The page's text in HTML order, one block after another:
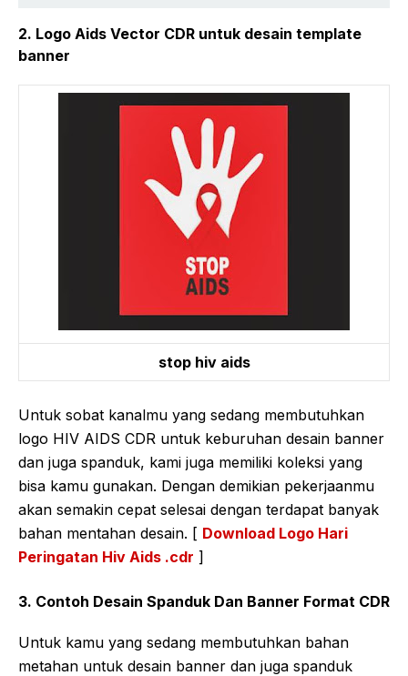
2. Logo Aids Vector CDR untuk desain template
banner
stop hiv aids
Untuk sobat kanalmu yang sedang membutuhkan
logo HIV AIDS CDR untuk keburuhan desain banner
dan juga spanduk, kami juga memiliki koleksi yang
bisa kamu gunakan. Dengan demikian pekerjaanmu
akan semakin cepat selesai dengan terdapat banyak
bahan mentahan desain. [ Download Logo Hari
Peringatan Hiv Aids .cdr ]
3. Contoh Desain Spanduk Dan Banner Format CDR
Untuk kamu yang sedang membutuhkan bahan
metahan untuk desain banner dan juga spanduk